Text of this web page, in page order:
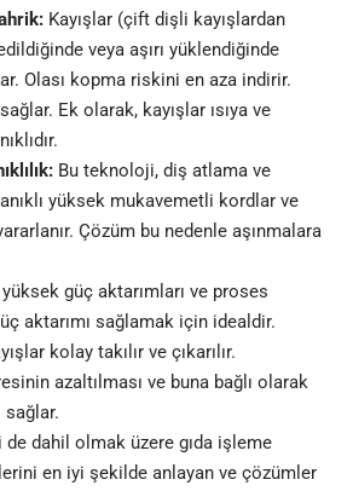
Kayışlar (çift dişli kayışlardan
veya aşırı yüklendiğinde
Olası kopma riskini en aza indirir.
Ek olarak, kayışlar ısıya ve
Bu teknoloji, diş atlama ve
yüksek mukavemetli kordlar ve
Çözüm bu nedenle aşınmalara
yüksek güç aktarımları ve proses
aktarımı sağlamak için idealdir.
kolay takılır ve çıkarılır.
azaltılması ve buna bağlı olarak
sağlar.
dahil olmak üzere gıda işleme
en iyi şekilde anlayan ve çözümler